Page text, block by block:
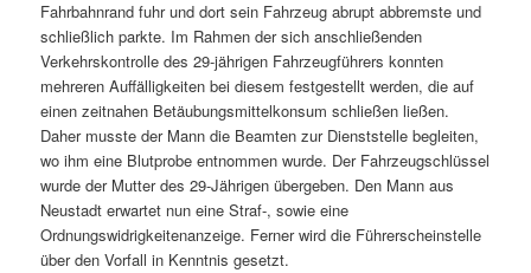
Fahrbahnrand fuhr und dort sein Fahrzeug abrupt abbremste und
schließlich parkte. Im Rahmen der sich anschließenden
Verkehrskontrolle des 29-jährigen Fahrzeugführers konnten
mehreren Auffälligkeiten bei diesem festgestellt werden, die auf
einen zeitnahen Betäubungsmittelkonsum schließen ließen.
Daher musste der Mann die Beamten zur Dienststelle begleiten,
wo ihm eine Blutprobe entnommen wurde. Der Fahrzeugschlüssel
wurde der Mutter des 29-Jährigen übergeben. Den Mann aus
Neustadt erwartet nun eine Straf-, sowie eine
Ordnungswidrigkeitenanzeige. Ferner wird die Führerscheinstelle
über den Vorfall in Kenntnis gesetzt.